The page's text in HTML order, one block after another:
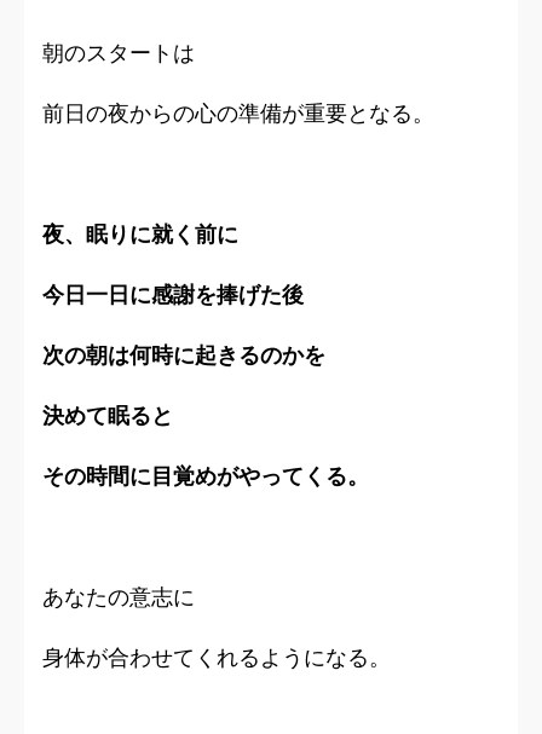
朝のスタートは
前日の夜からの心の準備が重要となる。
夜、眠りに就く前に
今日一日に感謝を捧げた後
次の朝は何時に起きるのかを
決めて眠ると
その時間に目覚めがやってくる。
あなたの意志に
身体が合わせてくれるようになる。